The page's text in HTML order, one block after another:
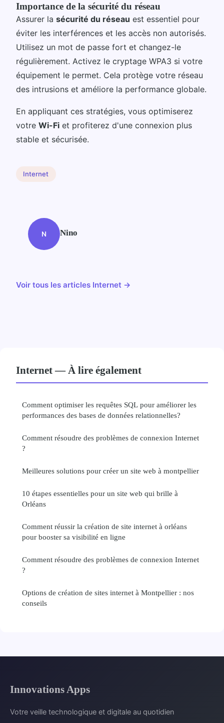
Importance de la sécurité du réseau
Assurer la sécurité du réseau est essentiel pour
éviter les interférences et les accès non autorisés.
Utilisez un mot de passe fort et changez-le
régulièrement. Activez le cryptage WPA3 si votre
équipement le permet. Cela protège votre réseau
des intrusions et améliore la performance globale.
En appliquant ces stratégies, vous optimiserez
votre Wi-Fi et profiterez d'une connexion plus
stable et sécurisée.
Internet
N Nino
Voir tous les articles Internet →
Internet — À lire également
Comment optimiser les requêtes SQL pour améliorer les
performances des bases de données relationnelles?
Comment résoudre des problèmes de connexion Internet
?
Meilleures solutions pour créer un site web à montpellier
10 étapes essentielles pour un site web qui brille à
Orléans
Comment réussir la création de site internet à orléans
pour booster sa visibilité en ligne
Comment résoudre des problèmes de connexion Internet
?
Options de création de sites internet à Montpellier : nos
conseils
Innovations Apps
Votre veille technologique et digitale au quotidien